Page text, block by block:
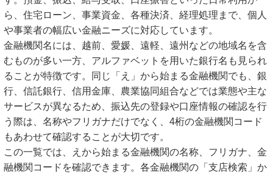
ら、住宅ローン、事業資金、各種決済、経理処理まで、個人
や事業者の幅広い金融ニーズに対応しています。
金融機関名には、越前、愛媛、遠軽、遠州などの地域名を含
むものが多い一方、アルファベットを用いた銀行名も見られ
ることが特徴です。同じ「え」から始まる金融機関でも、銀
行、信託銀行、信用金庫、農業協同組合などでは業態や主な
サービスが異なるため、振込先の登録や口座情報の確認を行
う際は、名称やフリガナだけでなく、4桁の金融機関コード
もあわせて確認することが大切です。
この一覧では、えから始まる金融機関の名称、フリガナ、金
融機関コードを確認できます。各金融機関の「支店検索」か